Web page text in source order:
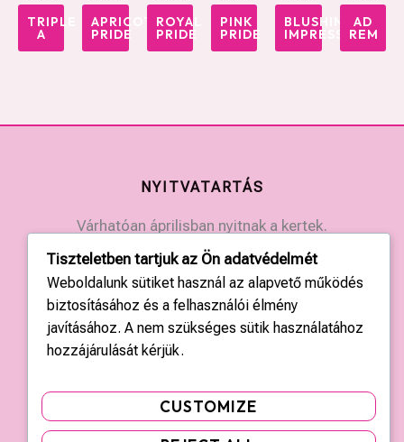
TRIPLE
A
APRICOT
PRIDE
ROYAL
PRIDE
PINK
PRIDE
BLUSHING
IMPRESSION
AD
REM
NYITVATARTÁS
Várhatóan áprilisban nyitnak a kertek.
Érdeklődjön a kertek elérhetőségein.
KAPCSOLAT
Országos központ: +36 20 428 3010
Tiszteletben tartjuk az Ön adatvédelmét
Weboldalunk sütiket használ az alapvető működés
biztosításához és a felhasználói élmény
javításához. A nem szükséges sütik használatához
hozzájárulását kérjük.
CUSTOMIZE